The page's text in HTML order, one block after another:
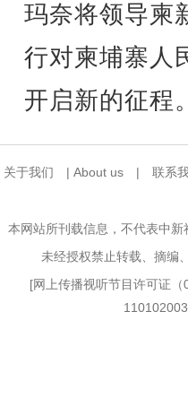
玛奈将领导柬
行对柬埔寨人
开启新的征程
关于我们 | About us | 联系
本网站所刊载信息，不代表中
未经授权禁止转载、摘编
[网上传播视听节目许可证（